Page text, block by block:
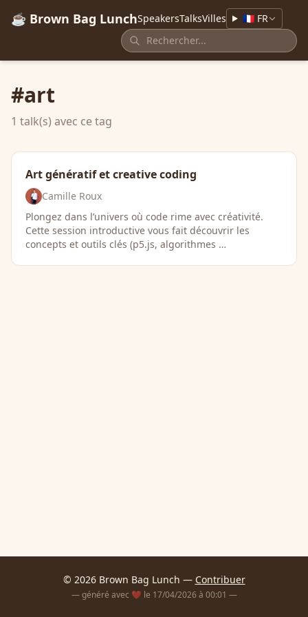
☕ Brown Bag LunchSpeakersTalksVilles 🇫🇷 FR
#art
1 talk(s) avec ce tag
Art génératif et creative coding
Camille Roux
Plongez dans l’univers où code rime avec créativité.
Cette session introductive vous fait découvrir les
concepts et outils clés (p5.js, algorithmes …
© 2026 Brown Bag Lunch — Contribuer
— généré avec ❤️ le 17/04/2026 à 00:01 —